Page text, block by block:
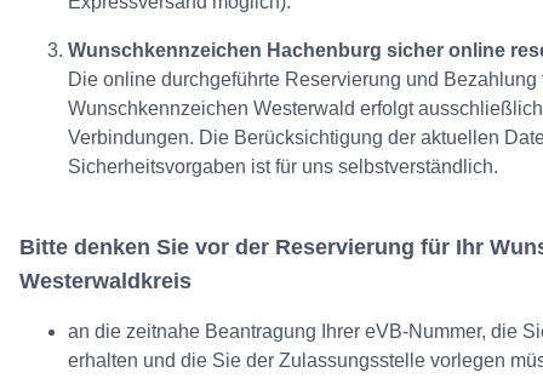
Wunschkennzeichen Hachenburg sicher online
Die online durchgeführte Reservierung und Bezahlung
Wunschkennzeichen Westerwald erfolgt
Verbindungen. Die Berücksichtigung der aktuellen
Sicherheitsvorgaben ist für uns selbstverständlich.
Bitte denken Sie vor der Reservierung für Ihr
Westerwaldkreis
an die zeitnahe Beantragung Ihrer eVB-Nummer, die
erhalten und die Sie der Zulassungsstelle vorlegen